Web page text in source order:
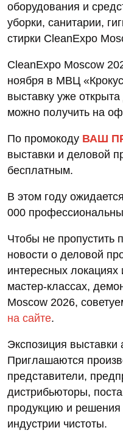
оборудования и
уборки, санитарии,
стирки CleanExpo
CleanExpo Moscow
ноября в МВЦ
выставку уже
можно получить на
По промокоду ВАШ
выставки и деловой
бесплатным.
В этом году
000
Чтобы не пропустить
новости о деловой
интересных локациях
мастер-классах,
Moscow 2026,
на сайте.
Экспозиция выставки
Приглашаются
представители,
дистрибьюторы,
продукцию и
индустрии чистоты.